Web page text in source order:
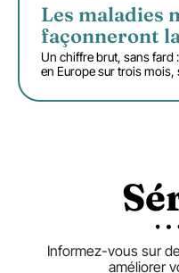
Les maladies
façonneront
Un chiffre brut, sans fard
en Europe sur trois mois,
Informez-vous sur
améliorer